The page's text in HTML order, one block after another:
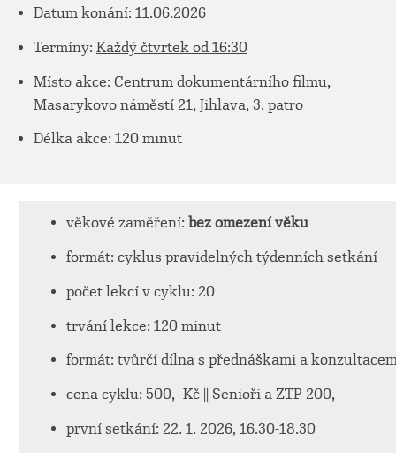
Datum konání: 11.06.2026
Termíny: Každý čtvrtek od 16:30
Místo akce: Centrum dokumentárního filmu,
Masarykovo náměstí 21, Jihlava, 3. patro
Délka akce: 120 minut
věkové zaměření: bez omezení věku
formát: cyklus pravidelných týdenních setkání
počet lekcí v cyklu: 20
trvání lekce: 120 minut
formát: tvůrčí dílna s přednáškami a
cena cyklu: 500,- Kč || Senioři a ZTP 200,-
první setkání: 22. 1. 2026, 16.30-18.30